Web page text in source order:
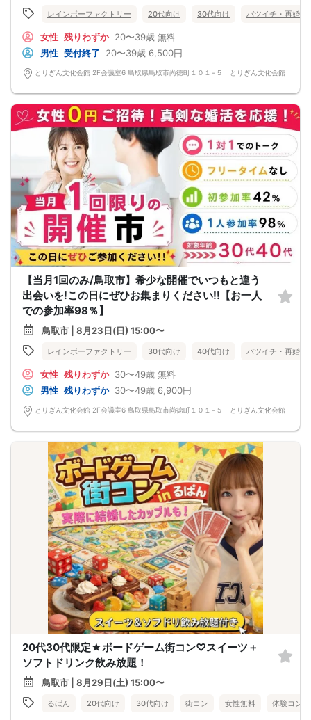
レインボーファクトリー 20代向け 30代向け バツイチ・再婚
女性 残りわずか 20〜39歳 無料
男性 受付終了 20〜39歳 6,500円
とりぎん文化会館 2F会議室6 鳥取県鳥取市尚徳町１０１−５ とりぎん文化会館
【当月1回のみ/鳥取市】希少な開催でいつもと違う
出会いを!この日にぜひお集まりください!!【お一人
での参加率98％】
鳥取市 | 8月23日(日) 15:00〜
レインボーファクトリー 30代向け 40代向け バツイチ・再婚
女性 残りわずか 30〜49歳 無料
男性 残りわずか 30〜49歳 6,900円
とりぎん文化会館 2F会議室6 鳥取県鳥取市尚徳町１０１−５ とりぎん文化会館
20代30代限定★ボードゲーム街コン♡スイーツ＋
ソフトドリンク飲み放題！
鳥取市 | 8月29日(土) 15:00〜
るぱん 20代向け 30代向け 街コン 女性無料 体験コン